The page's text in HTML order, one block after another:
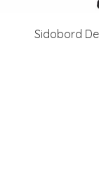
Sidobord